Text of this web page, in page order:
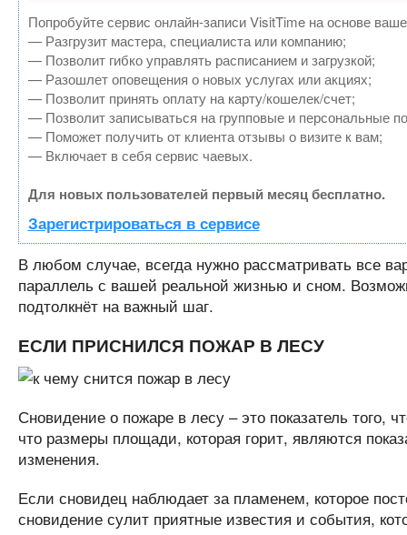
Попробуйте сервис онлайн-записи VisitTime на основе
— Разгрузит мастера, специалиста или компанию;
— Позволит гибко управлять расписанием и загрузкой;
— Разошлет оповещения о новых услугах или акциях;
— Позволит принять оплату на карту/кошелек/счет;
— Позволит записываться на групповые и персональные
— Поможет получить от клиента отзывы о визите к вам;
— Включает в себя сервис чаевых.
Для новых пользователей первый месяц бесплатно.
Зарегистрироваться в сервисе
В любом случае, всегда нужно рассматривать все
параллель с вашей реальной жизнью и сном.
подтолкнёт на важный шаг.
ЕСЛИ ПРИСНИЛСЯ ПОЖАР В ЛЕСУ
Сновидение о пожаре в лесу – это показатель того,
что размеры площади, которая горит, являются
изменения.
Если сновидец наблюдает за пламенем, которое
сновидение сулит приятные известия и события,